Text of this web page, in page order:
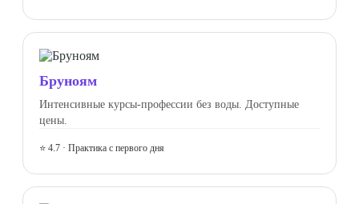
Бруноям
Интенсивные курсы-профессии без воды. Доступные
цены.
⭐ 4.7 · Практика с первого дня